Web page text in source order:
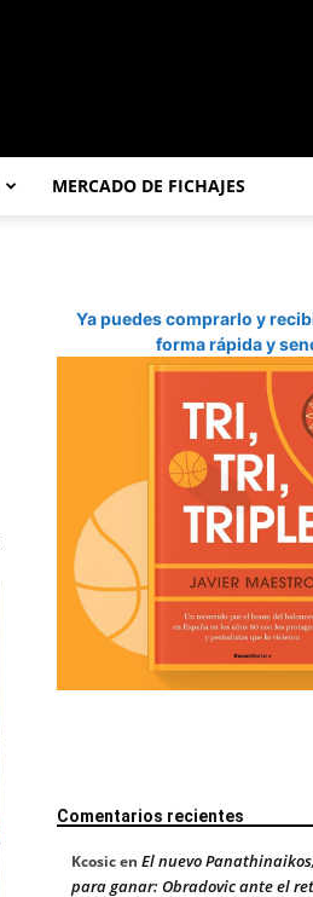
MERCADO DE FICHAJES
Ya puedes comprarlo y
forma rápida y
Comentarios recientes
Kcosicen El nuevo
para ganar: Obradovic ante el